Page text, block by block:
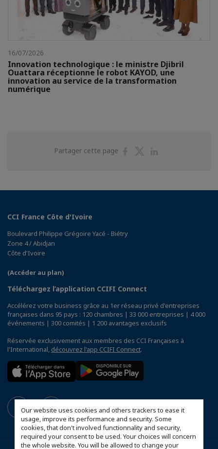
Our website uses cookies and others trackers to ease it
usage, improve its performance and security. Some
cookies, that don't involved functionnality and security,
required your consent to be used. Your choices will concern
the whole website. You will be allowed to change your
16/07/2026
Innovation technologique : le ministre Djibril
Ouattara réceptionne le robot KAYOD, une
innovation au service de la transformation
numérique
Partager cette page
PartagerPartager
CCI France Côte d'Ivoire
Boulevard Philippe Grégoire Yacé - Biétry
Zone 4 / Abidjan
Côte d'Ivoire
(Accéder au plan)
Téléchargez l’application CCIFI Connect
Accélérez votre business grâce au 1er réseau privé d'entreprises
françaises dans 95 pays : 120 chambres | 33 000 entreprises | 4 000
événements | 300 comités | 1 200 avantages exclusifs
Réservée exclusivement aux membres des CCI Françaises à
l'International, découvrez l'app CCIFI Connect.